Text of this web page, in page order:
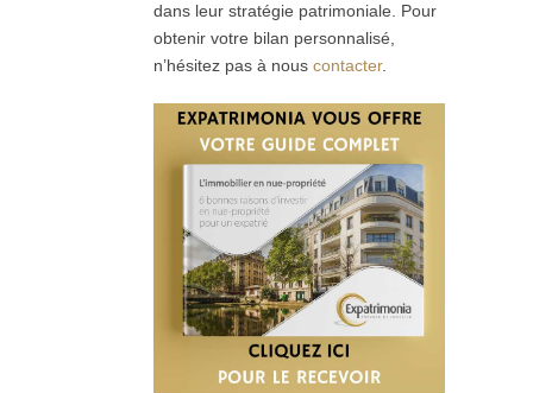
dans leur stratégie patrimoniale. Pour
obtenir votre bilan personnalisé,
n’hésitez pas à nous contacter.